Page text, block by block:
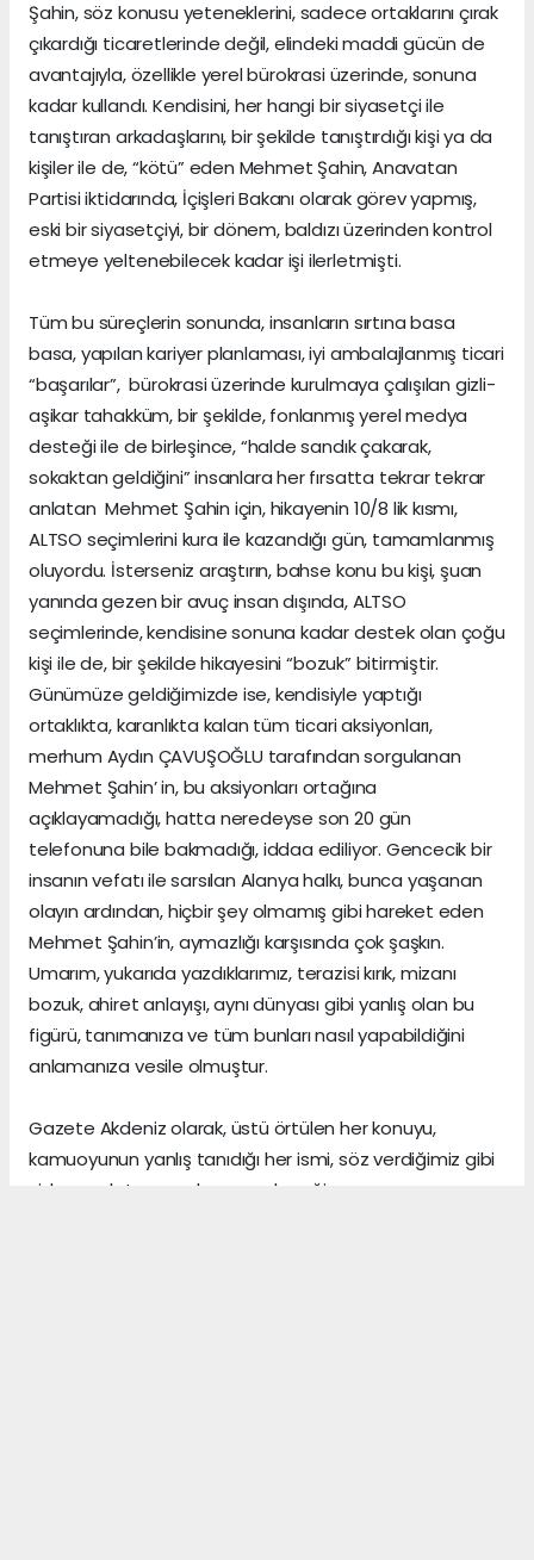
Şahin, söz konusu yeteneklerini, sadece ortaklarını çırak
çıkardığı ticaretlerinde değil, elindeki maddi gücün de
avantajıyla, özellikle yerel bürokrasi üzerinde, sonuna
kadar kullandı. Kendisini, her hangi bir siyasetçi ile
tanıştıran arkadaşlarını, bir şekilde tanıştırdığı kişi ya da
kişiler ile de, “kötü” eden Mehmet Şahin, Anavatan
Partisi iktidarında, İçişleri Bakanı olarak görev yapmış,
eski bir siyasetçiyi, bir dönem, baldızı üzerinden kontrol
etmeye yeltenebilecek kadar işi ilerletmişti.
Tüm bu süreçlerin sonunda, insanların sırtına basa
basa, yapılan kariyer planlaması, iyi ambalajlanmış ticari
“başarılar”, bürokrasi üzerinde kurulmaya çalışılan gizli-
aşikar tahakküm, bir şekilde, fonlanmış yerel medya
desteği ile de birleşince, “halde sandık çakarak,
sokaktan geldiğini” insanlara her fırsatta tekrar tekrar
anlatan Mehmet Şahin için, hikayenin 10/8 lik kısmı,
ALTSO seçimlerini kura ile kazandığı gün, tamamlanmış
oluyordu. İsterseniz araştırın, bahse konu bu kişi, şuan
yanında gezen bir avuç insan dışında, ALTSO
seçimlerinde, kendisine sonuna kadar destek olan çoğu
kişi ile de, bir şekilde hikayesini “bozuk” bitirmiştir.
Günümüze geldiğimizde ise, kendisiyle yaptığı
ortaklıkta, karanlıkta kalan tüm ticari aksiyonları,
merhum Aydın ÇAVUŞOĞLU tarafından sorgulanan
Mehmet Şahin’ in, bu aksiyonları ortağına
açıklayamadığı, hatta neredeyse son 20 gün
telefonuna bile bakmadığı, iddaa ediliyor. Gencecik bir
insanın vefatı ile sarsılan Alanya halkı, bunca yaşanan
olayın ardından, hiçbir şey olmamış gibi hareket eden
Mehmet Şahin’in, aymazlığı karşısında çok şaşkın.
Umarım, yukarıda yazdıklarımız, terazisi kırık, mizanı
bozuk, ahiret anlayışı, aynı dünyası gibi yanlış olan bu
figürü, tanımanıza ve tüm bunları nasıl yapabildiğini
anlamanıza vesile olmuştur.
Gazete Akdeniz olarak, üstü örtülen her konuyu,
kamuoyunun yanlış tanıdığı her ismi, söz verdiğimiz gibi
sizlere anlatmaya devam edeceğiz.